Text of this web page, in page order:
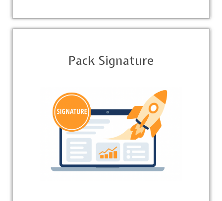
Pack Signature